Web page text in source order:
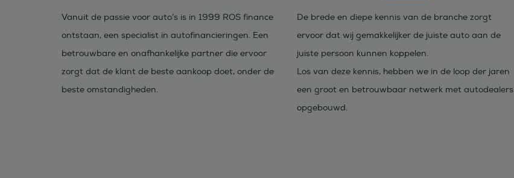
Vanuit de passie voor auto’s is in 1999 ROS finance
ontstaan, een specialist in autofinancieringen. Een
betrouwbare en onafhankelijke partner die ervoor
zorgt dat de klant de beste aankoop doet, onder de
beste omstandigheden.
De brede en diepe kennis van de branche zorgt
ervoor dat wij gemakkelijker de juiste auto aan de
juiste persoon kunnen koppelen.
Los van deze kennis, hebben we in de loop der jaren
een groot en betrouwbaar netwerk met autodealers
opgebouwd.